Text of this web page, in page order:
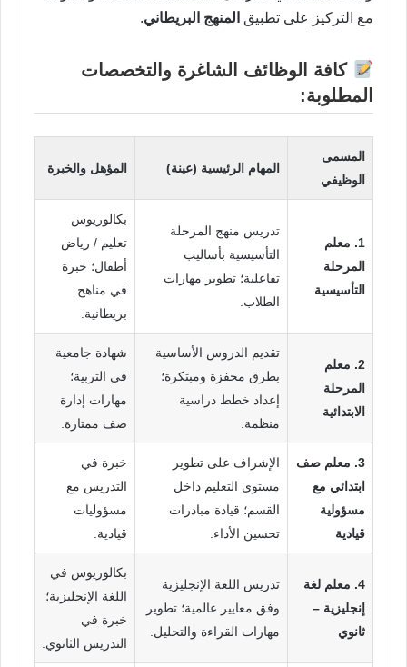
مع التركيز على تطبيق المنهج البريطاني.
كافة الوظائف الشاغرة والتخصصات
المطلوبة:
المسمى
الوظيفي
المهام الرئيسية (عينة) المؤهل والخبرة
1. معلم
المرحلة
التأسيسية
تدريس منهج المرحلة
التأسيسية بأساليب
تفاعلية؛ تطوير مهارات
الطلاب.
بكالوريوس
تعليم / رياض
أطفال؛ خبرة
في مناهج
بريطانية.
2. معلم
المرحلة
الابتدائية
تقديم الدروس الأساسية
بطرق محفزة ومبتكرة؛
إعداد خطط دراسية
منظمة.
شهادة جامعية
في التربية؛
مهارات إدارة
صف ممتازة.
3. معلم صف
ابتدائي مع
مسؤولية
قيادية
الإشراف على تطوير
مستوى التعليم داخل
القسم؛ قيادة مبادرات
تحسين الأداء.
خبرة في
التدريس مع
مسؤوليات
قيادية.
4. معلم لغة
إنجليزية –
ثانوي
تدريس اللغة الإنجليزية
وفق معايير عالمية؛ تطوير
مهارات القراءة والتحليل.
بكالوريوس في
اللغة الإنجليزية؛
خبرة في
التدريس الثانوي.